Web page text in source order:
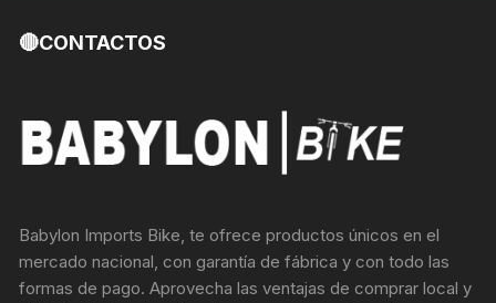
🔴CONTACTOS
Babylon Imports Bike, te ofrece productos únicos en el
mercado nacional, con garantía de fábrica y con todo las
formas de pago. Aprovecha las ventajas de comprar local y